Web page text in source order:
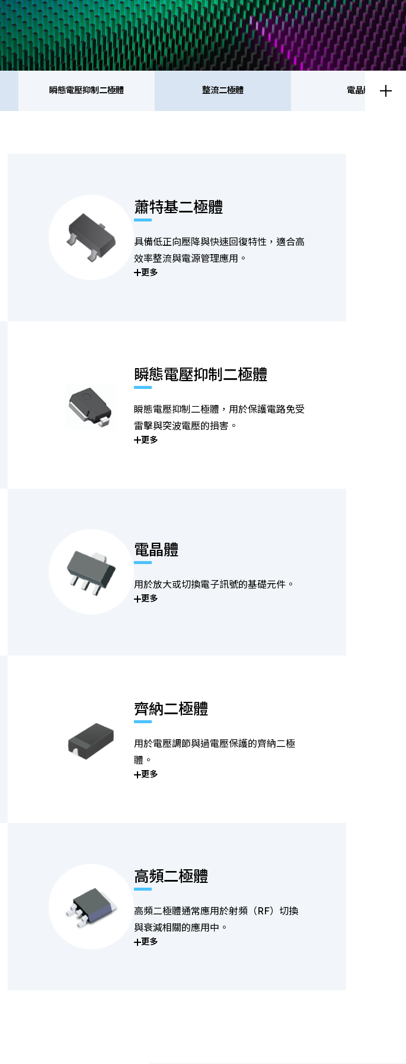
瞬態電壓抑制二極體 整流二極體 電晶體
蕭特基二極體
具備低正向壓降與快速回復特性，適合高
效率整流與電源管理應用。
更多
瞬態電壓抑制二極體
瞬態電壓抑制二極體，用於保護電路免受
雷擊與突波電壓的損害。
更多
電晶體
用於放大或切換電子訊號的基礎元件。
更多
齊納二極體
用於電壓調節與過電壓保護的齊納二極
體。
更多
高頻二極體
高頻二極體通常應用於射頻（RF）切換
與衰減相關的應用中。
更多